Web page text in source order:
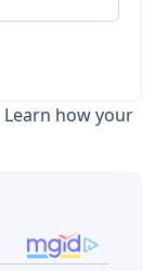
Learn how your